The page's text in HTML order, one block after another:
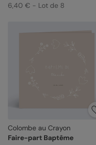
6,40 € - Lot de 8
Colombe au Crayon
Faire-part Baptême